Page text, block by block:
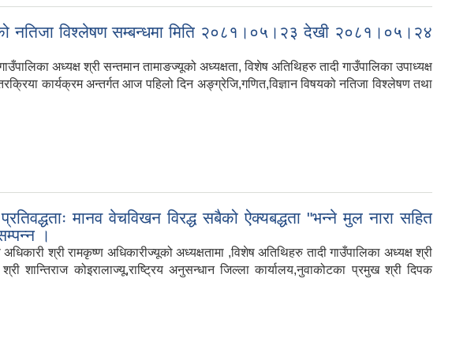
नतिजा विश्लेषण सम्बन्धमा मिति २०८१।०५।२३ देखी २०८१।०५।२४
अध्यक्ष श्री सन्तमान तामाङज्यूको अध्यक्षता, विशेष अतिथिहरु तादी गाउँपालिका उपाध्यक्ष
कार्यक्रम अन्तर्गत आज पहिलो दिन अङ्ग्रेजि,गणित,विज्ञान विषयको नतिजा विश्लेषण तथा
मानव वेचविखन विरद्ध सबैको ऐक्यबद्धता "भन्ने मुल नारा सहित
।
श्री रामकृष्ण अधिकारीज्यूको अध्यक्षतामा ,विशेष अतिथिहरु तादी गाउँपालिका अध्यक्ष श्री
शान्तिराज कोइरालाज्यू,राष्ट्रिय अनुसन्धान जिल्ला कार्यालय,नुवाकोटका प्रमुख श्री दिपक